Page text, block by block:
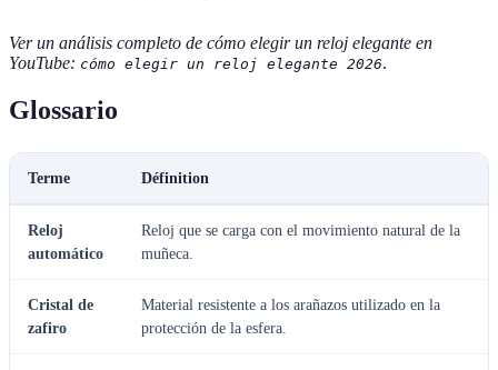
Ver un análisis completo de cómo elegir un reloj elegante en
YouTube: cómo elegir un reloj elegante 2026.
Glossario
Terme Définition
Reloj
automático
Reloj que se carga con el movimiento natural de la
muñeca.
Cristal de
zafiro
Material resistente a los arañazos utilizado en la
protección de la esfera.